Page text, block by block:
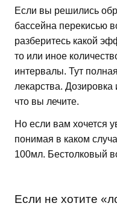
Если вы решились
бассейна перекисью
разберитесь какой
то или иное
интервалы. Тут
лекарства.
что вы лечите.
Но если вам хочется
понимая в каком
100мл. Бестолковый
Если не хотите